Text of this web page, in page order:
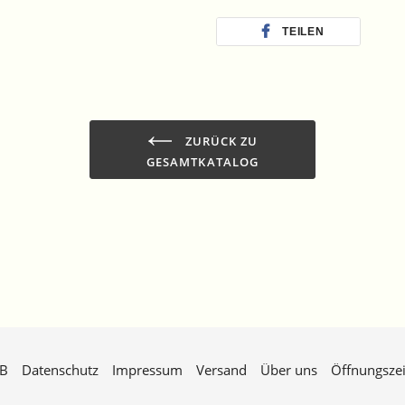
TEILEN
ZURÜCK ZU
GESAMTKATALOG
Datenschutz Impressum Versand Über uns